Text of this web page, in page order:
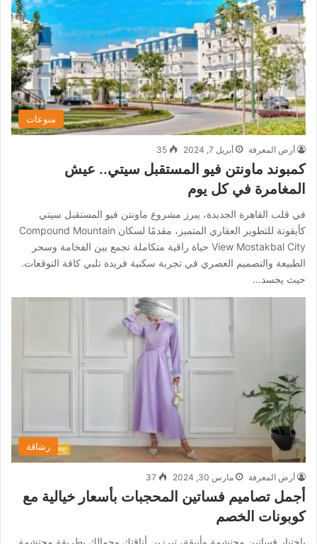
منوعات
أرض المعرفة أبريل 7, 2024 35
كمبوند ماونتن فيو المستقبل سيتي.. عيش
المغامرة في كل يوم
في قلب القاهرة الجديدة، يبرز مشروع ماونتن فيو المستقبل سيتي
كأيقونة للتطوير العقاري المتميز، مقدمًا لسكان Compound Mountain
View Mostakbal City حياة راقية متكاملة تجمع بين الفخامة وسحر
الطبيعة والتصميم العصري في تجربة سكنية فريدة تلبي كافة التوقعات.
حيث يجسد…
رشاقة
أرض المعرفة مارس 30, 2024 37
أجمل تصاميم فساتين المحجبات بأسعار خيالية مع
كوبونات الخصم